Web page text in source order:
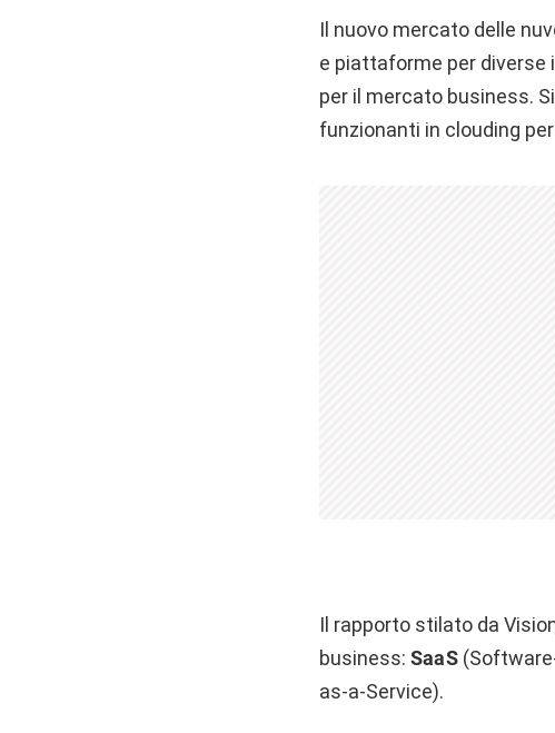
Il nuovo mercato delle
e piattaforme per
per il mercato business.
funzionanti in clouding
Il rapporto stilato da
business: SaaS
as-a-Service).